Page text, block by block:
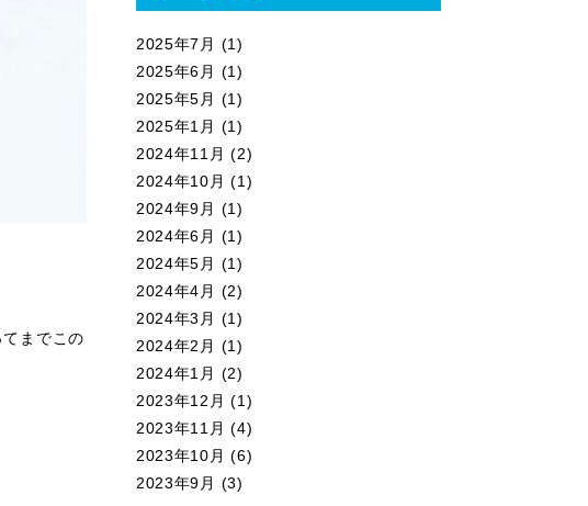
までこの
2025年7月 (1)
2025年6月 (1)
2025年5月 (1)
2025年1月 (1)
2024年11月 (2)
2024年10月 (1)
2024年9月 (1)
2024年6月 (1)
2024年5月 (1)
2024年4月 (2)
2024年3月 (1)
2024年2月 (1)
2024年1月 (2)
2023年12月 (1)
2023年11月 (4)
2023年10月 (6)
2023年9月 (3)